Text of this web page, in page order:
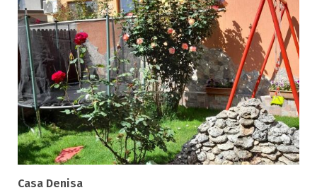
Casa Denisa